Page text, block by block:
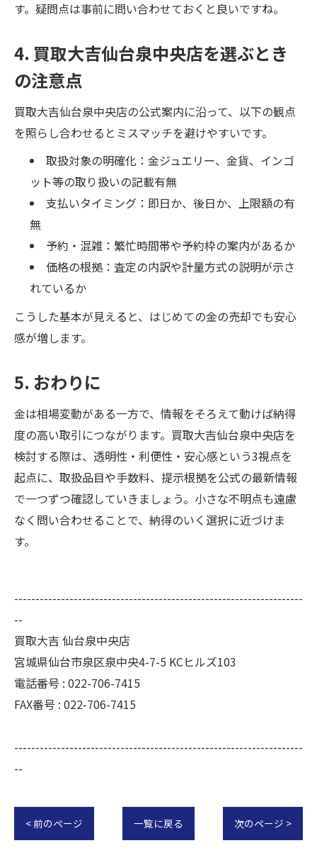
す。疑問点は事前に問い合わせておくと良いですね。
4. 買取大吉仙台泉中央店を選ぶとき
の注意点
買取大吉仙台泉中央店の公式案内に沿って、以下の観点
を照らし合わせるとミスマッチを避けやすいです。
取扱対象の明確化：金ジュエリー、金貨、インゴ
ット等の取り扱いの記載有無
支払いタイミング：即日か、後日か、上限額の有
無
予約・混雑：繁忙時間帯や予約枠の案内があるか
価格の根拠：査定の内訳や計量方式の説明が示さ
れているか
こうした基本が見えると、はじめての金の売却でも安心
感が増します。
5. おわりに
金は相場変動がある一方で、情報をそろえて動けば納得
度の高い取引につながります。買取大吉仙台泉中央店を
検討する際は、透明性・利便性・安心感という3視点を
起点に、取扱品目や手数料、提示根拠を公式の最新情報
で一つずつ確認していきましょう。小さな不明点も遠慮
なく問い合わせることで、納得のいく選択に近づけま
す。
--------------------------------------------------------------------
--
買取大吉 仙台泉中央店
宮城県仙台市泉区泉中央4-7-5 KCヒルズ103
電話番号 : 022-706-7415
FAX番号 : 022-706-7415
--------------------------------------------------------------------
--
< 前のページ 一覧に戻る 次のページ >